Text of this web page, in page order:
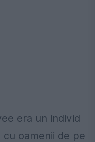
era un individ
oamenii de pe